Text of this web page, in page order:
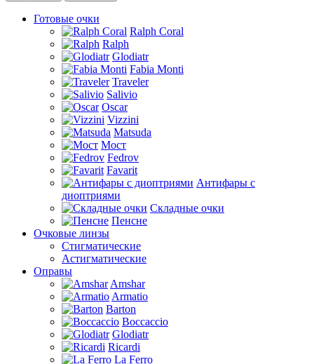
Готовые очки
Ralph Coral
Ralph
Glodiatr
Fabia Monti
Traveler
Salivio
Oscar
Vizzini
Matsuda
Мост
Fedrov
Favarit
Антифары с
диоптриями
Складные очки
Пенсне
Очковые линзы
Стигматические
Астигматические
Оправы
Amshar
Armatio
Barton
Boccaccio
Glodiatr
Ricardi
La Ferro